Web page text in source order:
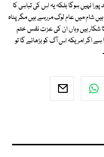
نہیں ہوگا بلکہ یہ اس کی تباہی کا
شام میں عام لوگ مررہے ہیں مگر پناہ
شکار ہیں وہاں ان کی عزت نفس ختم
امریکہ اس آگ کو بڑھائے گا تو